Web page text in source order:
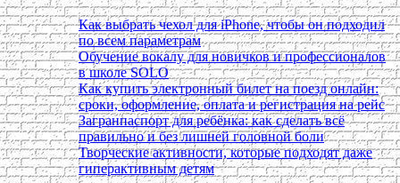
Как выбрать чехол для iPhone, чтобы он подходил
по всем параметрам
Обучение вокалу для новичков и профессионалов
в школе SOLO
Как купить электронный билет на поезд онлайн:
сроки, оформление, оплата и регистрация на рейс
Загранпаспорт для ребёнка: как сделать всё
правильно и без лишней головной боли
Творческие активности, которые подходят даже
гиперактивным детям